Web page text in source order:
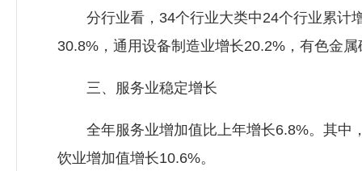
分行业看，34个行业大类中24个行业累计增
30.8%，通用设备制造业增长20.2%，有色金
三、服务业稳定增长
全年服务业增加值比上年增长6.8%。其中
饮业增加值增长10.6%。